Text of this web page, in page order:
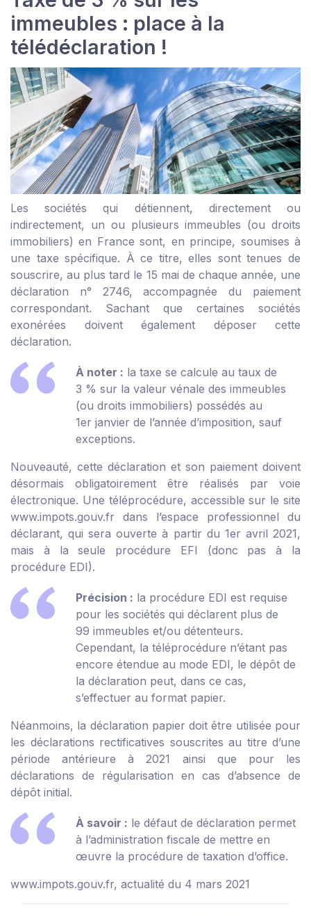
immeubles : place à la
télédéclaration !
Les sociétés qui détiennent, directement ou
indirectement, un ou plusieurs immeubles (ou droits
immobiliers) en France sont, en principe, soumises à
une taxe spécifique. À ce titre, elles sont tenues de
souscrire, au plus tard le 15 mai de chaque année, une
déclaration n° 2746, accompagnée du paiement
correspondant. Sachant que certaines sociétés
exonérées doivent également déposer cette
déclaration.
À noter : la taxe se calcule au taux de
3 % sur la valeur vénale des immeubles
(ou droits immobiliers) possédés au
1er janvier de l’année d’imposition, sauf
exceptions.
Nouveauté, cette déclaration et son paiement doivent
désormais obligatoirement être réalisés par voie
électronique. Une téléprocédure, accessible sur le site
www.impots.gouv.fr dans l’espace professionnel du
déclarant, qui sera ouverte à partir du 1er avril 2021,
mais à la seule procédure EFI (donc pas à la
procédure EDI).
Précision : la procédure EDI est requise
pour les sociétés qui déclarent plus de
99 immeubles et/ou détenteurs.
Cependant, la téléprocédure n’étant pas
encore étendue au mode EDI, le dépôt de
la déclaration peut, dans ce cas,
s’effectuer au format papier.
Néanmoins, la déclaration papier doit être utilisée pour
les déclarations rectificatives souscrites au titre d’une
période antérieure à 2021 ainsi que pour les
déclarations de régularisation en cas d’absence de
dépôt initial.
À savoir : le défaut de déclaration permet
à l’administration fiscale de mettre en
œuvre la procédure de taxation d’office.
www.impots.gouv.fr, actualité du 4 mars 2021